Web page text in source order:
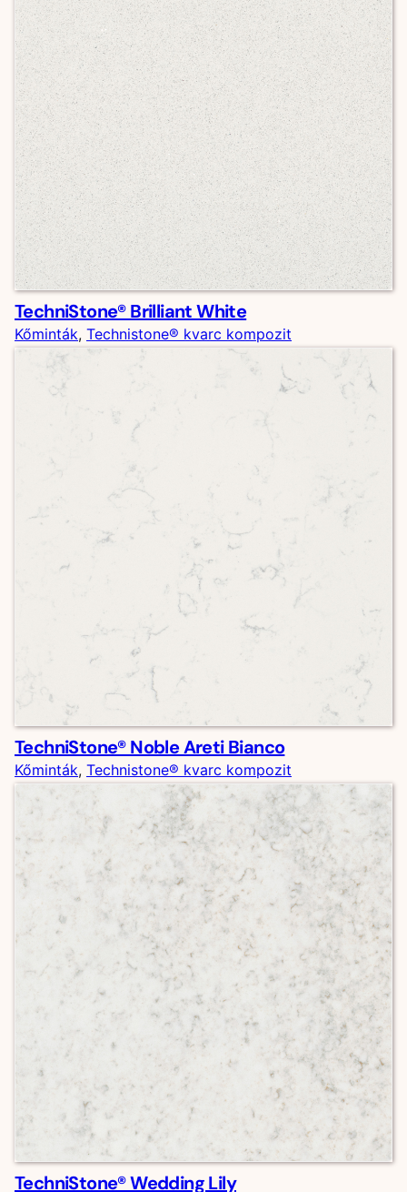
TechniStone® Brilliant White
Kőminták, Technistone® kvarc kompozit
TechniStone® Noble Areti Bianco
Kőminták, Technistone® kvarc kompozit
TechniStone® Wedding Lily